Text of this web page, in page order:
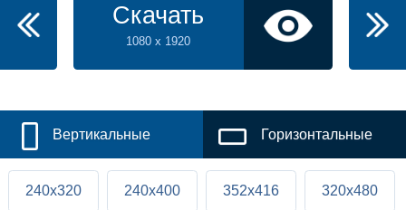
Скачать
1080 x 1920
Вертикальные Горизонтальные
240x320 240x400 352x416 320x480